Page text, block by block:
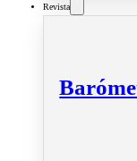
Revista